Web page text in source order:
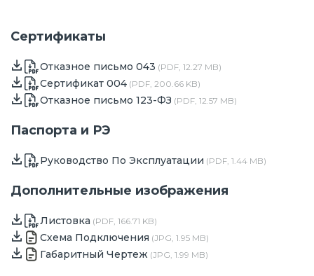
Сертификаты
Отказное письмо 043 (PDF, 12.27 MB)
Сертификат 004 (PDF, 200.66 KB)
Отказное письмо 123-ФЗ (PDF, 12.57 MB)
Паспорта и РЭ
Руководство По Эксплуатации (PDF, 1.44 MB)
Дополнительные изображения
Листовка (PDF, 166.71 KB)
Схема Подключения (JPG, 1.95 MB)
Габаритный Чертеж (JPG, 1.99 MB)